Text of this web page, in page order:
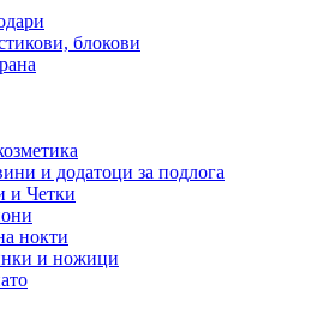
блокови
и додатоци за подлога
и Четки
нокти
и ножици